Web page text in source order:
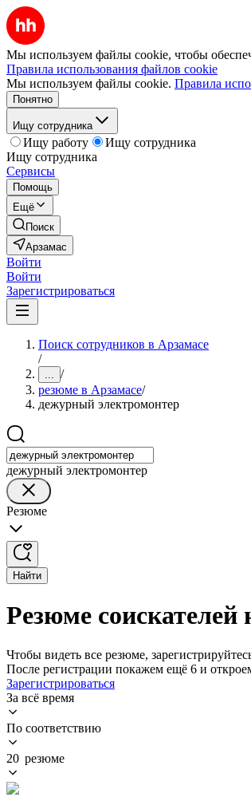
Мы используем файлы cookie, чтобы
Правила использования файлов cookie
Мы используем файлы cookie. Правила
Понятно
Ищу сотрудника
Ищу работу
Ищу сотрудника
Ищу сотрудника
Сервисы
Помощь
Ещё
Поиск
Арзамас
Войти
Войти
Зарегистрироваться
Поиск сотрудников в Арзамасе
/
... /
резюме в Арзамасе/
дежурный электромонтер
дежурный электромонтер
Резюме
Найти
Резюме соискателей
Чтобы видеть все резюме,
После регистрации покажем ещё 6 и
Зарегистрироваться
За всё время
По соответствию
20 резюме